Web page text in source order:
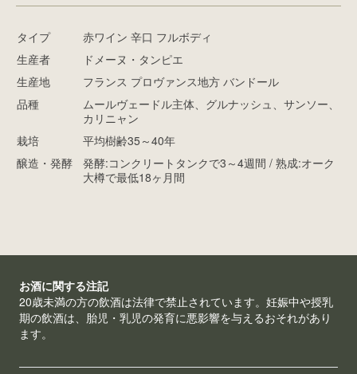
タイプ
赤ワイン 辛口 フルボディ
生産者
ドメーヌ・タンピエ
生産地
フランス プロヴァンス地方 バンドール
品種
ムールヴェードル主体、グルナッシュ、サンソー、
カリニャン
栽培
平均樹齢35～40年
醸造・発酵
発酵:コンクリートタンクで3～4週間 / 熟成:オーク
大樽で最低18ヶ月間
お酒に関する注記
20歳未満の方の飲酒は法律で禁止されています。妊娠中や授乳
期の飲酒は、胎児・乳児の発育に悪影響を与えるおそれがあり
ます。